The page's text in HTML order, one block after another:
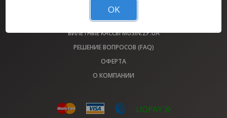
ОБМЕН БИЛЕТОВ 2022 ГОДА
ПЛОЩАДКИ
БИЛЕТНЫЕ КАССЫ MUSIN.ZP.UA
РЕШЕНИЕ ВОПРОСОВ (FAQ)
ОФЕРТА
О КОМПАНИИ
OK